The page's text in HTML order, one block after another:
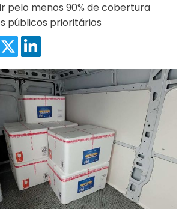
pelo menos 90% de cobertura
públicos prioritários